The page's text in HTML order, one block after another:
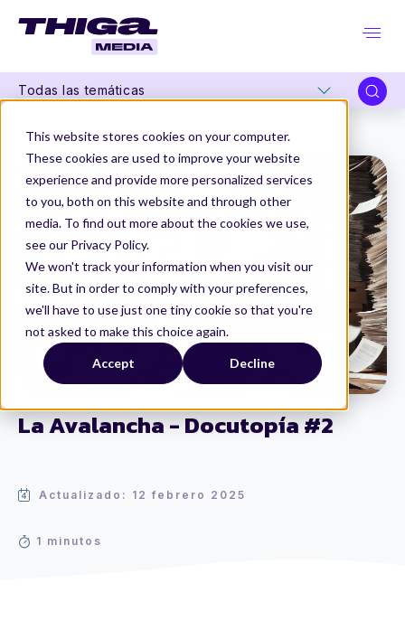
This website stores cookies on your computer.
These cookies are used to improve your website
experience and provide more personalized services
to you, both on this website and through other
media. To find out more about the cookies we use,
see our Privacy Policy.
We won't track your information when you visit our
site. But in order to comply with your preferences,
we'll have to use just one tiny cookie so that you're
not asked to make this choice again.
Accept Decline
Todas las temáticas
La Avalancha - Docutopía #2
Actualizado: 12 febrero 2025
1 minutos
Thiga Media Editorial La avalancha de documentacion